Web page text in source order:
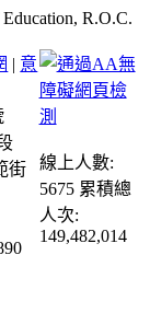
R.O.C.
| 意
街
線上人數:
5675 累積總
人次:
149,482,014